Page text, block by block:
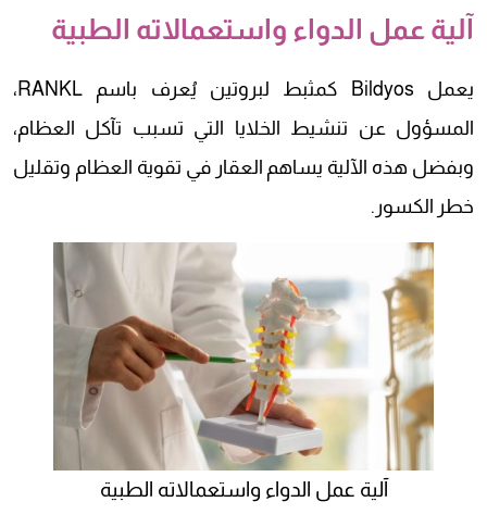
آلية عمل الدواء واستعمالاته الطبية
يعمل Bildyos كمثبط لبروتين يُعرف باسم RANKL،
المسؤول عن تنشيط الخلايا التي تسبب تآكل العظام،
وبفضل هذه الآلية يساهم العقار في تقوية العظام وتقليل
خطر الكسور.
آلية عمل الدواء واستعمالاته الطبية